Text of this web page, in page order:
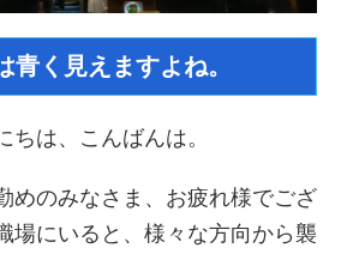
青く見えますよね。
ちは、こんばんは。
めのみなさま、お疲れ様でござ
場にいると、様々な方向から襲